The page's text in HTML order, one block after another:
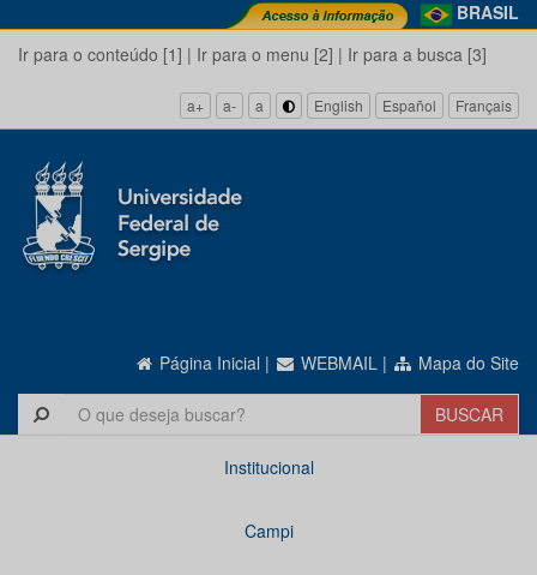
BRASIL
Ir para o conteúdo [1] | Ir para o menu [2] | Ir para a busca [3]
a+ a- a English Español Français
Página Inicial | WEBMAIL | Mapa do Site
Institucional
Campi